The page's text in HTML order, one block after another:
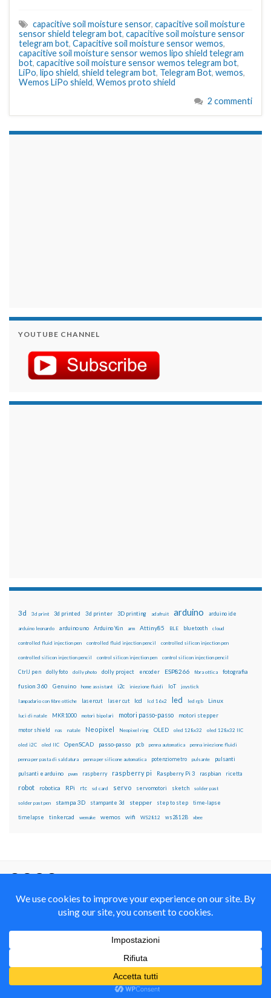
capacitive soil moisture sensor, capacitive soil moisture
sensor shield telegram bot, capacitive soil moisture sensor
telegram bot, Capacitive soil moisture sensor wemos,
capacitive soil moisture sensor wemos lipo shield telegram
bot, capacitive soil moisture sensor wemos telegram bot,
LiPo, lipo shield, shield telegram bot, Telegram Bot, wemos,
Wemos LiPo shield, Wemos proto shield
2 commenti
YOUTUBE CHANNEL
3d 3d print 3d printed 3d printer 3D printing adafruit arduino arduino ide
arduino leonardo arduino uno Arduino Yún arm Attiny85 BLE bluetooth cloud
controlled fluid injection pen controlled fluid injection pencil controlled silicon injection pen
controlled silicon injection pencil control silicon injection pen control silicon injection pencil
CtrlJ pen dolly foto dolly photo dolly project encoder ESP8266 fibra ottica fotografia
fusion 360 Genuino home assistant i2c iniezione fluidi IoT joystick
lampadario con fibre ottiche lasercut laser cut lcd lcd 16x2 led led rgb Linux
luci di natale MKR1000 motori bipolari motori passo-passo motori stepper
motor shield nas natale Neopixel Neopixel ring OLED oled 128x32 oled 128x32 IIC
oled i2C oled IIC OpenSCAD passo-passo pcb penna automatica penna iniezione fluidi
penna per pasta di saldatura penna per silicone automatica potenziometro pulsante pulsanti
pulsanti e arduino pwm raspberry raspberry pi Raspberry Pi 3 raspbian ricetta
robot robotica RPi rtc sd card servo servomotori sketch solder past
solder past pen stampa 3D stampante 3d stepper step to step time-lapse
timelapse tinkercad wemake wemos wifi WS2812 ws2812B xbee
Alike 4.0 International
© 2012-2018 Mauro Alfieri Elettronica Domotica Robotica Arduino Corsi
Realizzato con il
daGraphene Themes.